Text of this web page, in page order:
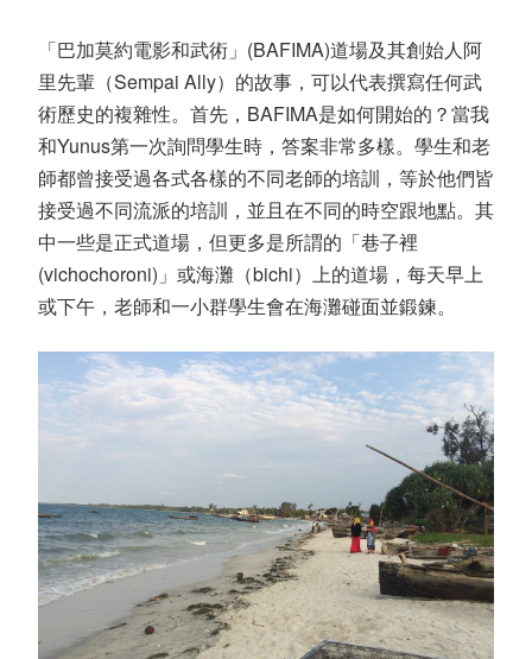
「巴加莫約電影和武術」(BAFIMA)道場及其創始人阿
里先輩（Sempai Ally）的故事，可以代表撰寫任何武
術歷史的複雜性。首先，BAFIMA是如何開始的？當我
和Yunus第一次詢問學生時，答案非常多樣。學生和老
師都曾接受過各式各樣的不同老師的培訓，等於他們皆
接受過不同流派的培訓，並且在不同的時空跟地點。其
中一些是正式道場，但更多是所謂的「巷子裡
(vichochoroni)」或海灘（bichi）上的道場，每天早上
或下午，老師和一小群學生會在海灘碰面並鍛鍊。